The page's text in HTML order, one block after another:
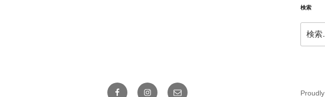
検索
索:
FacebookInstagramメ